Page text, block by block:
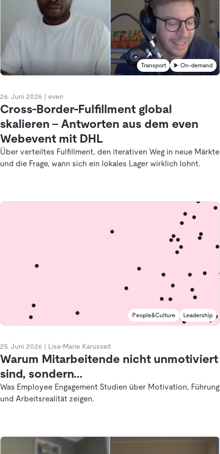
Transport ▶️ On-demand
26. Juni 2026 even
Cross-Border-Fulfillment global
skalieren – Antworten aus dem even
Webevent mit DHL
Über verteiltes Fulfillment, den iterativen Weg in neue Märkte
und die Frage, wann sich ein lokales Lager wirklich lohnt.
People&Culture Leadership
25. Juni 2026 Lisa-Marie Karusseit
Warum Mitarbeitende nicht unmotiviert
sind, sondern...
Was Employee Engagement Studien über Motivation, Führung
und Arbeitsrealität zeigen.